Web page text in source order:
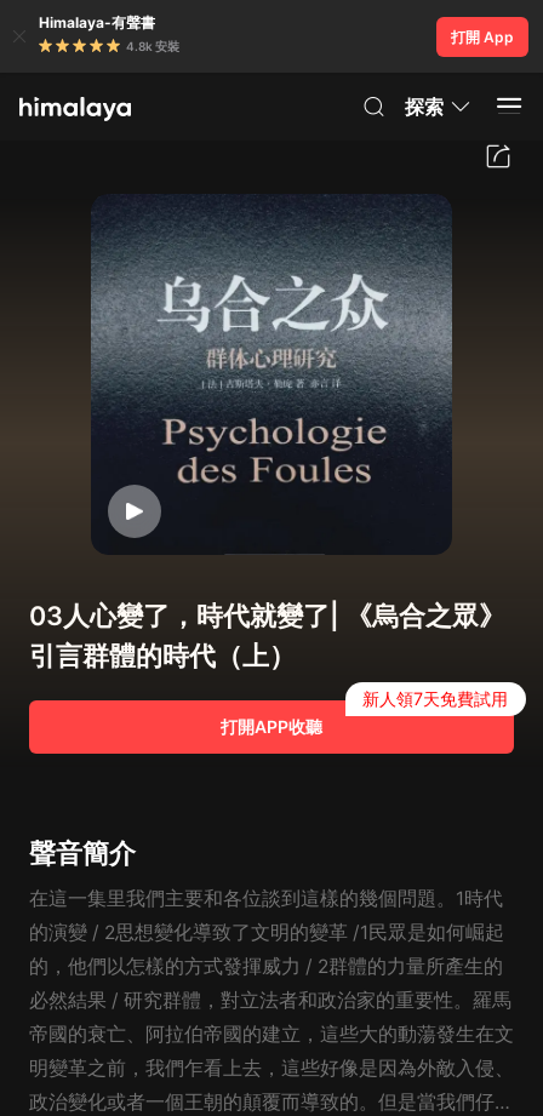
Himalaya-有聲書
4.8k 安裝
打開 App
探索
03人心變了，時代就變了| 《烏合之眾》
引言群體的時代（上）
打開APP收聽
新人領7天免費試用
聲音簡介
在這一集里我們主要和各位談到這樣的幾個問題。1時代
的演變 / 2思想變化導致了文明的變革 /1民眾是如何崛起
的，他們以怎樣的方式發揮威力 / 2群體的力量所產生的
必然結果 / 研究群體，對立法者和政治家的重要性。羅馬
帝國的衰亡、阿拉伯帝國的建立，這些大的動蕩發生在文
明變革之前，我們乍看上去，這些好像是因為外敵入侵、
政治變化或者一個王朝的顛覆而導致的。但是當我們仔細